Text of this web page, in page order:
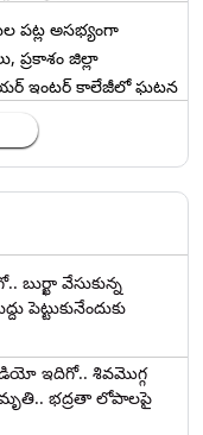
పట్ల అసభ్యంగా
ప్రకాశం జిల్లా
ఇంటర్ కాలేజీలో ఘటన
వేసుకున్న
పెట్టుకునేందుకు
వీడియో ఇదిగో.. శివమొగ్గ
మృతి.. భద్రతా లోపాలపై